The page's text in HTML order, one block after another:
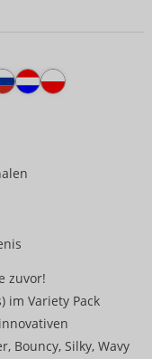
zuvor!
im Variety Pack
Bouncy, Silky, Wavy